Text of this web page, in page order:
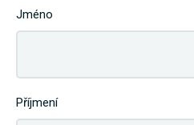
Jméno
Příjmení